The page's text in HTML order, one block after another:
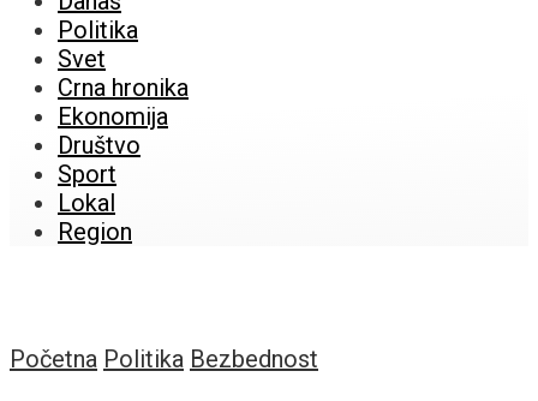
Politika
Svet
Crna hronika
Ekonomija
Društvo
Sport
Lokal
Region
Početna Politika Bezbednost